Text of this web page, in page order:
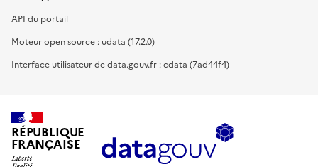
API du portail
Moteur open source : udata (17.2.0)
Interface utilisateur de data.gouv.fr : cdata (7ad44f4)
RÉPUBLIQUE
FRANÇAISE